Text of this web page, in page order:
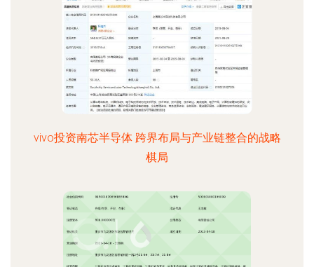
vivo投资南芯半导体 跨界布局与产业链整合的战略
棋局